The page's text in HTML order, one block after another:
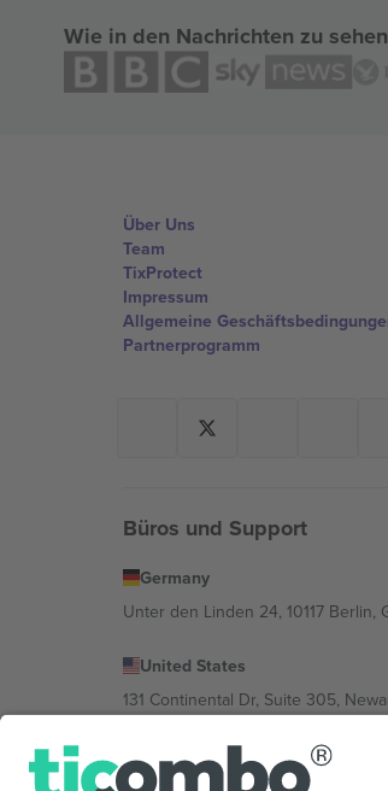
Wie in den Nachrichten zu sehen
Über Uns
Team
TixProtect
Impressum
Allgemeine
Partnerprogramm
Büros und Support
Germany
Unter den Linden 24, 10117 Berlin,
United States
131 Continental Dr, Suite 305,
Bulgaria